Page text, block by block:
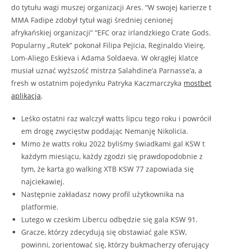
do tytułu wagi muszej organizacji Ares. “W swojej karierze t
MMA Fadipe zdobył tytuł wagi średniej cenionej
afrykańskiej organizacji” “EFC oraz irlandzkiego Crate Gods.
Popularny „Rutek” pokonał Filipa Pejicia, Reginaldo Vieirę,
Lom-Aliego Eskieva i Adama Soldaeva. W okrągłej klatce
musiał uznać wyższość mistrza Salahdine’a Parnasse’a, a
fresh w ostatnim pojedynku Patryka Kaczmarczyka mostbet
aplikacja.
Leśko ostatni raz walczył watts lipcu tego roku i powrócił
em drogę zwycięstw poddając Nemanję Nikolicia.
Mimo że watts roku 2022 byliśmy świadkami gal KSW t
każdym miesiącu, każdy zgodzi się prawdopodobnie z
tym, że karta go walking XTB KSW 77 zapowiada się
najciekawiej.
Następnie zakładasz nowy profil użytkownika na
platformie.
Lutego w czeskim Libercu odbędzie się gala KSW 91.
Gracze, którzy zdecydują się obstawiać gale KSW,
powinni, zorientować się, którzy bukmacherzy oferujący